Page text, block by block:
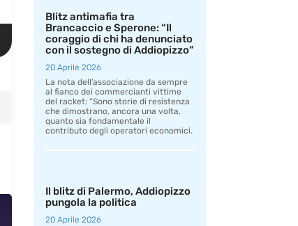
Blitz antimafia tra
Brancaccio e Sperone: “Il
coraggio di chi ha denunciato
con il sostegno di Addiopizzo”
20 Aprile 2026
La nota dell’associazione da sempre
al fianco dei commercianti vittime
del racket: “Sono storie di resistenza
che dimostrano, ancora una volta,
quanto sia fondamentale il
contributo degli operatori economici.
Il blitz di Palermo, Addiopizzo
pungola la politica
20 Aprile 2026